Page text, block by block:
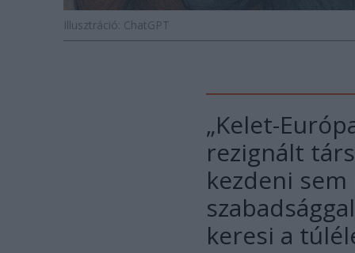
Illusztráció: ChatGPT
„Kelet-
rezignált
kezdeni sem
keresi a